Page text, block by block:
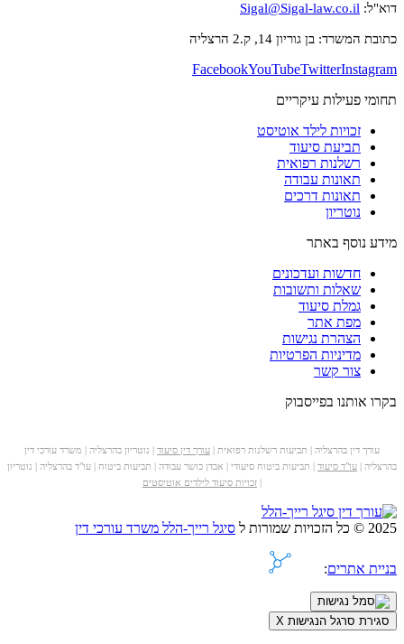
דוא"ל: Sigal@Sigal-law.co.il
כתובת המשרד: בן גוריון 14, ק.2 הרצליה
FacebookYouTubeTwitterInstagram
תחומי פעילות עיקריים
זכויות לילד אוטיסט
תביעת סיעוד
רשלנות רפואית
תאונות עבודה
תאונות דרכים
נוטריון
מידע נוסף באתר
חדשות ועדכונים
שאלות ותשובות
גמלת סיעוד
מפת אתר
הצהרת נגישות
מדיניות הפרטיות
צור קשר
בקרו אותנו בפייסבוק
עורך דין בהרצליה | תביעות רשלנות רפואית | עורך דין סיעוד | נוטריון בהרצליה | משרד עורכי דין
בהרצליה | עו"ד סיעוד | תביעות ביטוח סיעודי | אבדן כושר עבודה | תביעות ביטוח | עו"ד בהרצליה | נוטריון
זכויות סיעוד לילדים אוטיסטים
2025 © כל הזכויות שמורות ל סיגל רייך-הלל משרד עורכי דין
בניית אתרים:
סגירת סרגל הנגישות X